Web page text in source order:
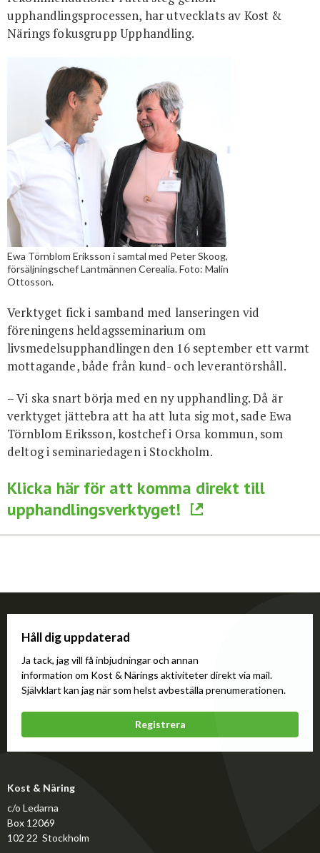
upphandlingsprocessen, har utvecklats av Kost &
Närings fokusgrupp Upphandling.
Ewa Törnblom Eriksson i samtal med Peter Skoog,
försäljningschef Lantmännen Cerealia. Foto: Malin
Ottosson.
Verktyget fick i samband med lanseringen vid
föreningens heldagsseminarium om
livsmedelsupphandlingen den 16 september ett varmt
mottagande, både från kund- och leverantörshåll.
– Vi ska snart börja med en ny upphandling. Då är
verktyget jättebra att ha att luta sig mot, sade Ewa
Törnblom Eriksson, kostchef i Orsa kommun, som
deltog i seminariedagen i Stockholm.
Klicka här för att komma direkt till
upphandlingsverktyget!
Håll dig uppdaterad
Ja tack, jag vill få inbjudningar och annan
information om Kost & Närings aktiviteter direkt via mail.
Självklart kan jag när som helst avbeställa prenumerationen.
Registrera
Kost & Näring
c/o Ledarna
Box 12069
102 22 Stockholm